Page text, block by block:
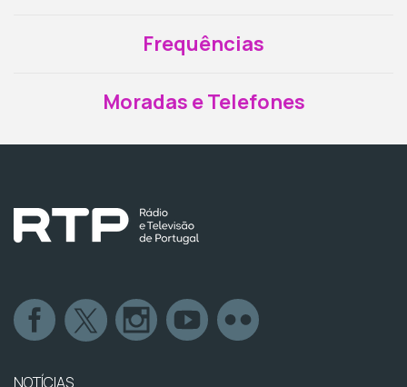
Frequências
Moradas e Telefones
NOTÍCIAS